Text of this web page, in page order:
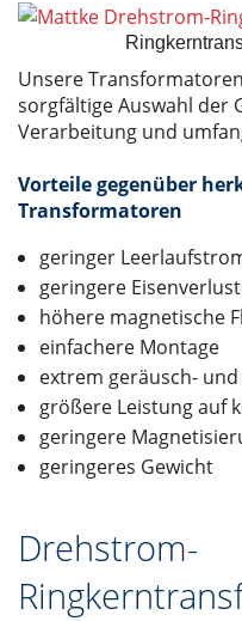
Unsere
sorgfältige Auswahl der
Verarbeitung und
Vorteile gegenüber
Transformatoren
geringer
geringere
höhere magnetische
einfachere Montage
extrem geräusch-
größere Leistung auf
geringere
geringeres Gewicht
Drehstrom-